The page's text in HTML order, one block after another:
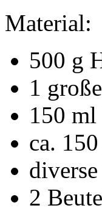
Material:
500 g
1
150
ca.
2